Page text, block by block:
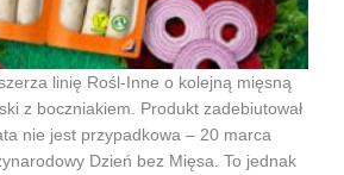
linię Rośl-Inne o kolejną mięsną
z boczniakiem. Produkt zadebiutował
nie jest przypadkowa – 20 marca
Dzień bez Mięsa. To jednak